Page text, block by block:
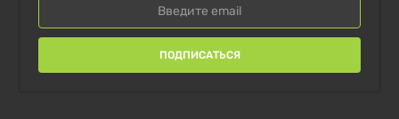
ПОДПИСАТЬСЯ